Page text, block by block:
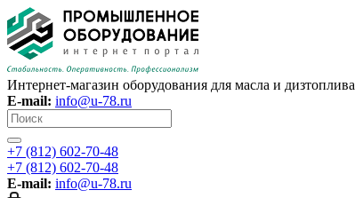
Интернет-магазин оборудования для масла и дизтоплива
E-mail: info@u-78.ru
+7 (812) 602-70-48
+7 (812) 602-70-48
E-mail: info@u-78.ru